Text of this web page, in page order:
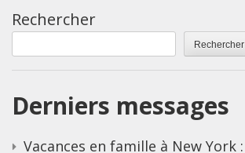
Rechercher
Rechercher
Derniers messages
Vacances en famille à New York